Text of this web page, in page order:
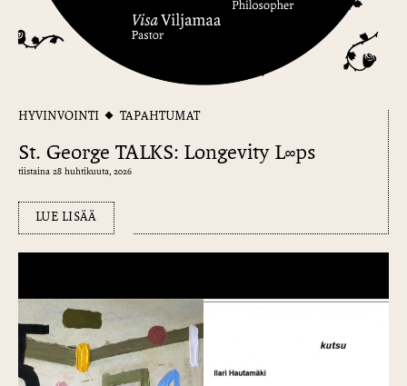
HYVINVOINTI TAPAHTUMAT
St. George TALKS: Longevity L∞ps
tiistaina 28 huhtikuuta, 2026
LUE LISÄÄ